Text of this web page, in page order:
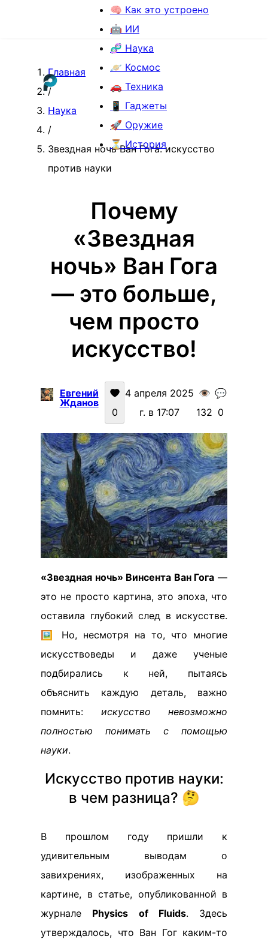
🧠 Как это устроено
🤖 ИИ
🧬 Наука
🪐 Космос
🚗 Техника
📱 Гаджеты
🚀 Оружие
⏳ История
Главная
/
Наука
/
Звездная ночь Ван Гога: искусство
против науки
Почему
«Звездная
ночь» Ван Гога
— это больше,
чем просто
искусство!
Евгений
Жданов
0
4 апреля 2025
г. в 17:07
👁️
132
💬
0
«Звездная ночь» Винсента Ван Гога —
это не просто картина, это эпоха, что
оставила глубокий след в искусстве.
🖼️ Но, несмотря на то, что многие
искусствоведы и даже ученые
подбирались к ней, пытаясь
объяснить каждую деталь, важно
помнить: искусство невозможно
полностью понимать с помощью
науки.
Искусство против науки:
в чем разница? 🤔
В прошлом году пришли к
удивительным выводам о
завихрениях, изображенных на
картине, в статье, опубликованной в
журнале Physics of Fluids. Здесь
утверждалось, что Ван Гог каким-то